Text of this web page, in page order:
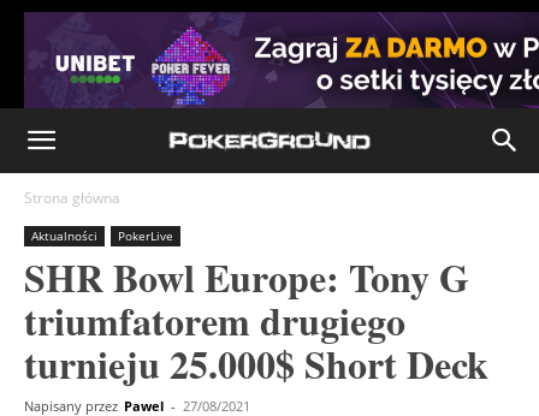
Strona główna
Aktualności PokerLive
SHR Bowl Europe: Tony G
triumfatorem drugiego
turnieju 25.000$ Short Deck
Napisany przez Pawel - 27/08/2021